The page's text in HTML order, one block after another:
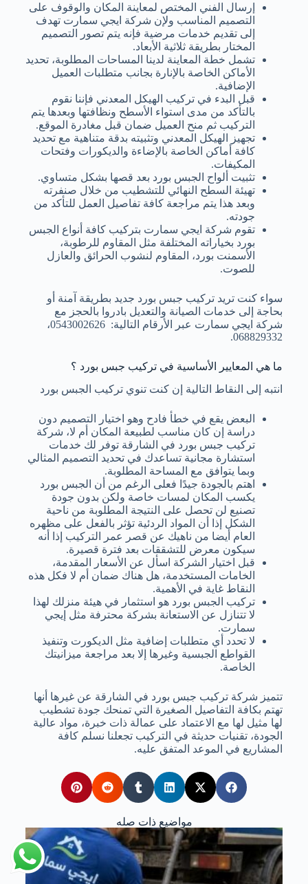
مواضيع ذات صله
إرسال الفني المختص لمعاينة المكان والوقوف على
التصميم المناسب ولإن شركة ايجي سمارت تهدف
إلى تقديم خدمات مرضية فإنه يتم تصور التصميم
المختار بطريقة ثلاثية الأبعاد.
تشمل خطة المعاينة لدينا المساحات المطلوبة، تحديد
الأماكن الخاصة بالإنارة بجانب متطلبات العميل
الإضافية.
قبل البدء في تركيب الهيكل المعدني فإننا نقوم
بالتأكد من مدى استواء الأسطح ونظافتها وبعدها يتم
التركيب ثم منح العميل ضمان قبل مغادرة الموقع.
تجهيز الهيكل المعدني وتثبيته بدقة متناهية مع تحديد
كافة أماكن الخاصة بالإضاءة والديكورات وفتحات
المكيفات.
تثبيت ألواح الجبس بورد بعد قصها بشكل متساوي.
تهيئة السطح النهائي للتشطيب من خلال صنفرته
وبعد هذا يتم مراجعة كافة تفاصيل العمل للتأكد من
جودته.
تقوم شركة ايجي سمارت بتركيب كافة أنواع الجبس
بورد بخياراته المختلفة مثل المقاوم للرطوبة،
الأسمنت بورد، المقاوم لنشوب الحرائق والعازل
للصوت.
سواء كنت تريد تركيب جبس بورد جديد بطريقة آمنة أو
بحاجة إلى خدمات الصيانة والتعديل بادروا بالحجز مع
شركة ايجي سمارت عبر الأرقام التالية: 0543002626،
068829332.
ما هي المعايير الأساسية في تركيب جبس بورد ؟
انتبه إلى النقاط التالية إن كنت تنوي تركيب الجبس بورد
البعض يقع في خطأ فادح وهو اختيار التصميم دون
دراسة إن كان مناسب لطبيعة المكان أم لا، شركة
تركيب جبس بورد في الشارقة توفر لك خدمات
استشارة مجانية تساعدك في تحديد التصميم المثالي
وبما يتوافق مع المساحة المطلوبة.
اهتم بالجودة جيدًا فعلى الرغم من أن الجبس بورد
يكسب المكان لمسات خاصة ولكن بدون جودة
تصنيع لن تحصل على النتيجة المطلوبة من ناحية
الشكل إذا أن المواد الردئية تؤثر بالفعل على مظهره
العام أيضا من ناهيك عن قصر عمر التركيب إذا أنه
سيكون معرض للتشققات بعد فترة قصيرة.
قبل اختيار الشركة اسأل عن الأسعار المقدمة،
الخامات المستخدمة، هل هناك ضمان أم لا فكل هذه
النقاط غاية في الأهمية.
تركيب الجبس بورد هو استثمار في هيئة منزلك لهذا
لا تتنازل عن الاستعانة بشركة محترفة مثل إيجي
سمارت.
لا تحدد أي متطلبات إضافية مثل الديكورت وتنفيذ
القواطع الجبسية وغيرها إلا بعد مراجعة ميزانيتك
الخاصة.
تتميز شركة تركيب جبس بورد في الشارقة عن غيرها أنها
تهتم بكافة التفاصيل الصغيرة التي تمنحك جودة تشطيب
لها مثيل لها مع الاعتماد على عمالة ذات خبرة، مواد عالية
الجودة، تقنيات حديثة في التركيب تجعلنا نسلم كافة
المشاريع في الموعد المتفق عليه.